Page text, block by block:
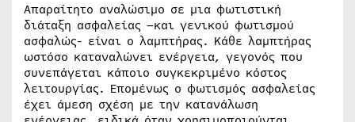
Απαραίτητο αναλώσιμο σε μια φωτιστική
διάταξη ασφαλείας –και γενικού φωτισμού
ασφαλώς- είναι ο λαμπτήρας. Κάθε λαμπτήρας
ωστόσο καταναλώνει ενέργεια, γεγονός που
συνεπάγεται κάποιο συγκεκριμένο κόστος
λειτουργίας. Επομένως ο φωτισμός ασφαλείας
έχει άμεση σχέση με την κατανάλωση